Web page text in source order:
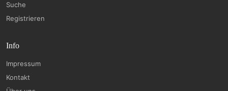
Suche
Registrieren
Info
Impressum
Kontakt